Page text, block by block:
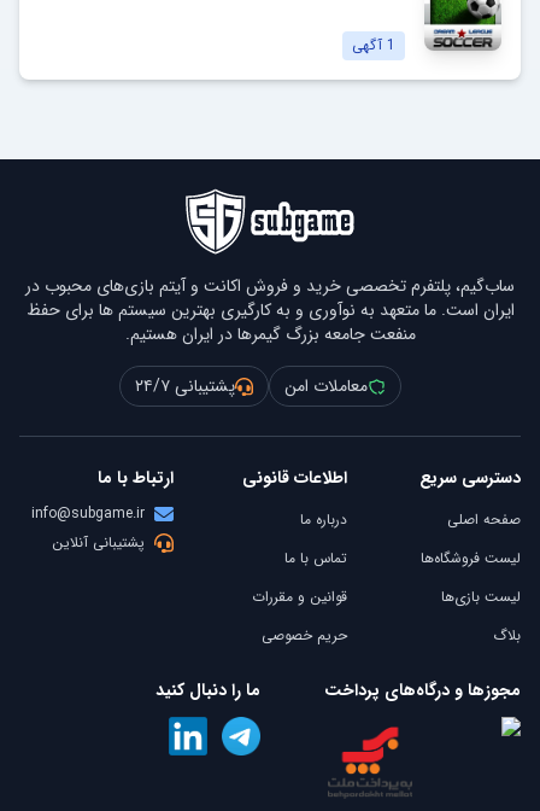
1 آگهی
ساب‌گیم، پلتفرم تخصصی خرید و فروش اکانت و آیتم بازی‌های محبوب در
ایران است. ما متعهد به نوآوری و به کارگیری بهترین سیستم ها برای حفظ
منفعت جامعه بزرگ گیمرها در ایران هستیم.
معاملات امن
پشتیبانی ۲۴/۷
دسترسی سریع
صفحه اصلی
لیست فروشگاه‌ها
لیست بازی‌ها
بلاگ
اطلاعات قانونی
درباره ما
تماس با ما
قوانین و مقررات
حریم خصوصی
ارتباط با ما
info@subgame.ir
پشتیبانی آنلاین
مجوزها و درگاه‌های پرداخت ما را دنبال کنید